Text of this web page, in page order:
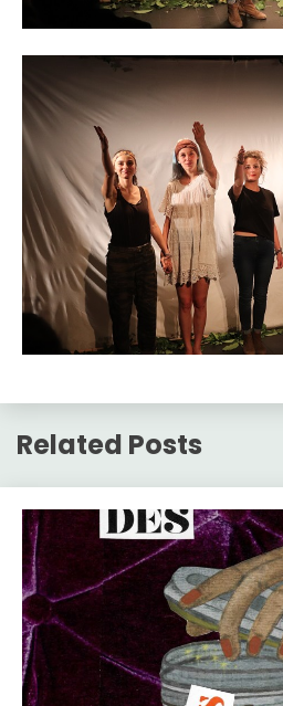
Related Posts